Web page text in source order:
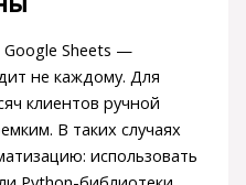
Google Sheets —
не каждому. Для
клиентов ручной
В таких случаях
использовать